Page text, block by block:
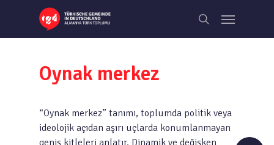
main
search
Menu
Oynak merkez
“Oynak merkez” tanımı, toplumda politik veya
ideolojik açıdan aşırı uçlarda konumlanmayan
geniş kitleleri anlatır. Dinamik ve değişken